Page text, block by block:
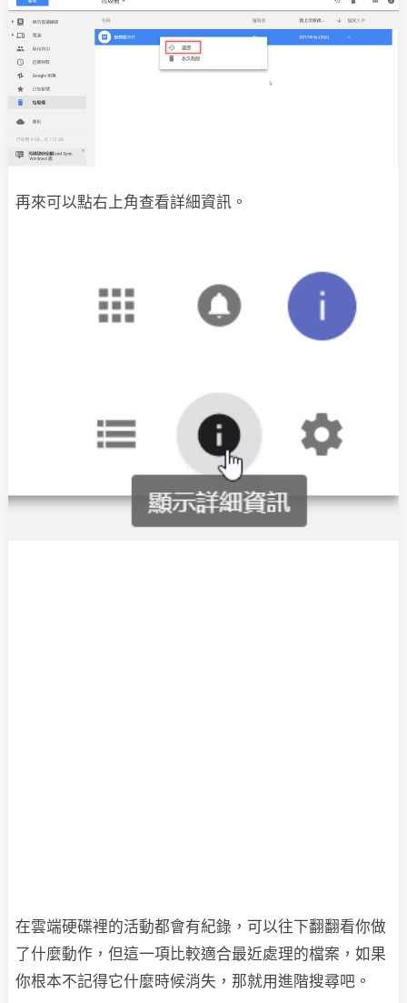
再來可以點右上角查看詳細資訊。
在雲端硬碟裡的活動都會有紀錄，可以往下翻翻看你做
了什麼動作，但這一項比較適合最近處理的檔案，如果
你根本不記得它什麼時候消失，那就用進階搜尋吧。